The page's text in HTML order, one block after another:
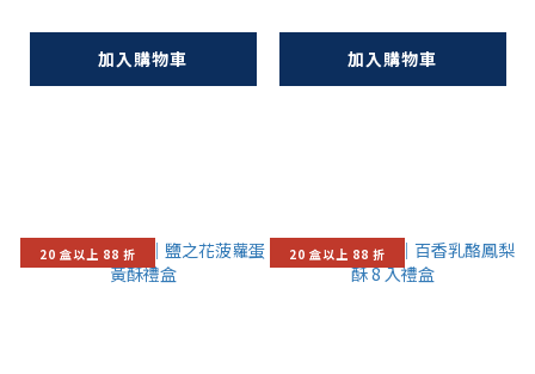
酥×4、太妃牛奶糖16
0g罐裝×1、百香杏桃
加入購物車 加入購物車
20 盒以上 88 折 20 盒以上 88 折